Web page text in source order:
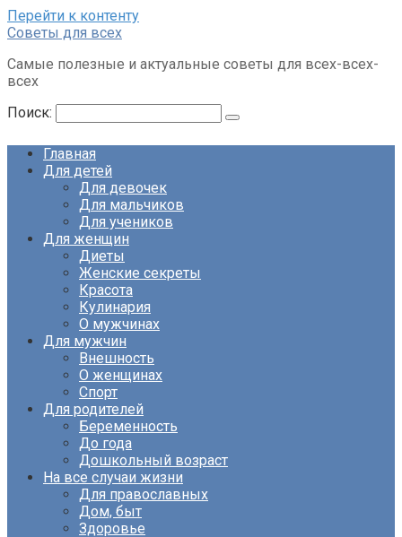
Перейти к контенту
Советы для всех
Самые полезные и актуальные советы для всех-всех-
всех
Поиск:
Главная
Для детей
Для девочек
Для мальчиков
Для учеников
Для женщин
Диеты
Женские секреты
Красота
Кулинария
О мужчинах
Для мужчин
Внешность
О женщинах
Спорт
Для родителей
Беременность
До года
Дошкольный возраст
На все случаи жизни
Для православных
Дом, быт
Здоровье